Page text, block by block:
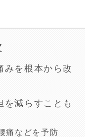
みを根本から改
を減らすことも
痛などを予防